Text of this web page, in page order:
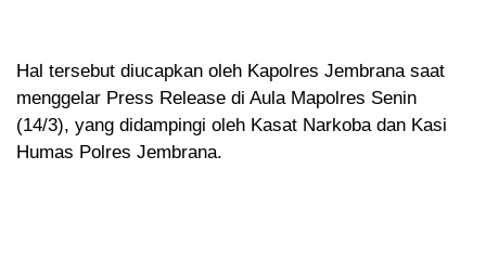
Hal tersebut diucapkan oleh Kapolres Jembrana saat
menggelar Press Release di Aula Mapolres Senin
(14/3), yang didampingi oleh Kasat Narkoba dan Kasi
Humas Polres Jembrana.